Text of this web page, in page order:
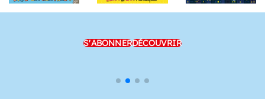
S'ABONNERDÉCOUVRIR